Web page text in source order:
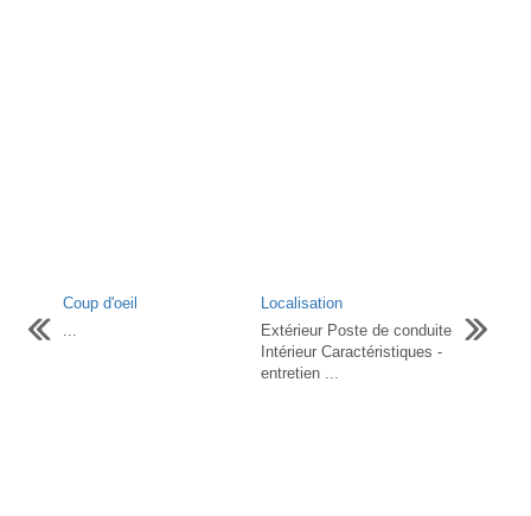
Coup d'oeil
...
Localisation
Extérieur Poste de conduite
Intérieur Caractéristiques -
entretien ...